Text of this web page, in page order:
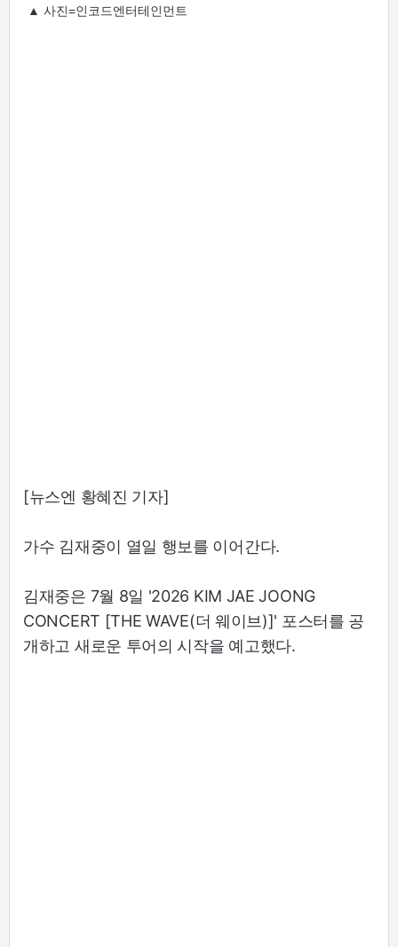
▲ 사진=인코드엔터테인먼트
[뉴스엔 황혜진 기자]
가수 김재중이 열일 행보를 이어간다.
김재중은 7월 8일 '2026 KIM JAE JOONG
CONCERT [THE WAVE(더 웨이브)]' 포스터를 공
개하고 새로운 투어의 시작을 예고했다.